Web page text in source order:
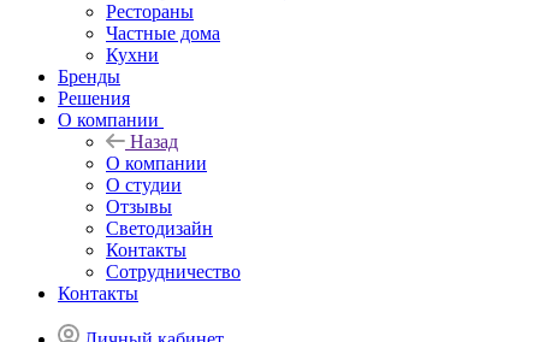
Рестораны
Частные дома
Кухни
Бренды
Решения
О компании
Назад
О компании
О студии
Отзывы
Светодизайн
Контакты
Сотрудничество
Контакты